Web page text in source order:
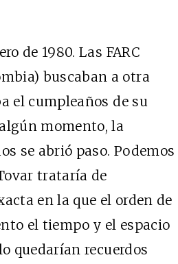
de 1980. Las FARC
buscaban a otra
el cumpleaños de su
momento, la
se abrió paso. Podemos
trataría de
en la que el orden de
el tiempo y el espacio
quedarían recuerdos
Cine desde los márgenes
EDICIÓN ESPAÑA
SUSCRÍBETE